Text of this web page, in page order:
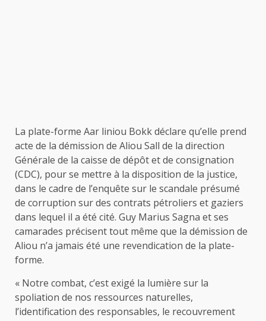
La plate-forme Aar liniou Bokk déclare qu’elle prend
acte de la démission de Aliou Sall de la direction
Générale de la caisse de dépôt et de consignation
(CDC), pour se mettre à la disposition de la justice,
dans le cadre de l’enquête sur le scandale présumé
de corruption sur des contrats pétroliers et gaziers
dans lequel il a été cité. Guy Marius Sagna et ses
camarades précisent tout même que la démission de
Aliou n’a jamais été une revendication de la plate-
forme.
« Notre combat, c’est exigé la lumière sur la
spoliation de nos ressources naturelles,
l’identification des responsables, le recouvrement